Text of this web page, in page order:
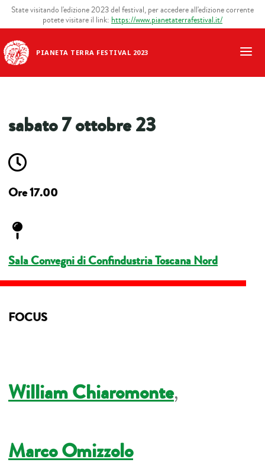
PIANETA TERRA FESTIVAL 2023
State visitando l'edizione 2023 del festival, per accedere all'edizione corrente
potete visitare il link: https://www.pianetaterrafestival.it/
sabato 7 ottobre 23
Ore 17.00
Sala Convegni di Confindustria Toscana Nord
FOCUS
William Chiaromonte,
Marco Omizzolo